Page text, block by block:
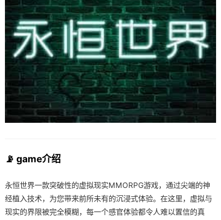
📡 game介绍
永恒世界一款突破性的虚拟现实MMORPG游戏，通过尖端的神
经植入技术，为您带来前所未有的沉浸式体验。在这里，虚拟与
现实的界限被完全模糊，每一个感官体验都令人难以置信的真